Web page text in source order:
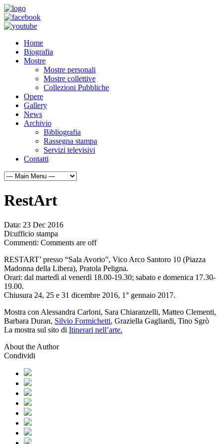
Home
Biografia
Mostre
Mostre personali
Mostre collettive
Collezioni Pubbliche
Opere
Gallery
News
Archivio
Bibliografia
Rassegna stampa
Servizi televisivi
Contatti
RestArt
Data: 23 Dec 2016
Di:ufficio stampa
Commenti: Comments are off
RESTART’ presso “Sala Avorio”, Vico Arco Santoro 10 (Piazza
Madonna della Libera), Pratola Peligna.
Orari: dal martedì al venerdì 18.00-19.30; sabato e domenica 17.30-
19.00.
Chiusura 24, 25 e 31 dicembre 2016, 1° gennaio 2017.
Mostra con Alessandra Carloni, Sara Chiaranzelli, Matteo Clementi,
Barbara Duran, Silvio Formichetti, Graziella Gagliardi, Tino Sgrò
La mostra sul sito di Itinerari nell’arte.
About the Author
Condividi